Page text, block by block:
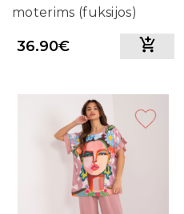
moterims (fuksijos)
36.90€